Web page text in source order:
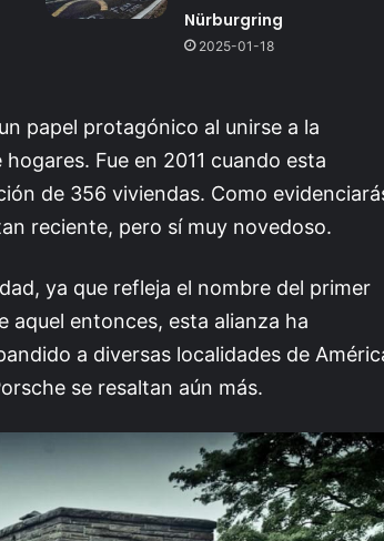
Nürburgring
2025-01-18
papel protagónico al unirse a la
Fue en 2011 cuando esta
de 356 viviendas. Como
reciente, pero sí muy novedoso.
ya que refleja el nombre del primer
aquel entonces, esta alianza ha
a diversas localidades de
se resaltan aún más.